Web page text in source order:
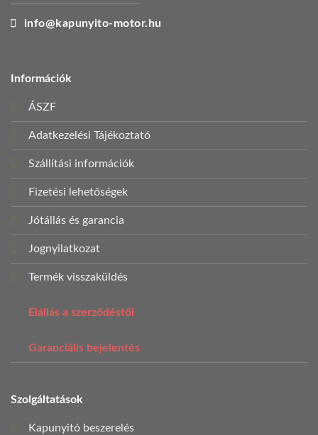
info@kapunyito-motor.hu
Információk
ÁSZF
Adatkezelési Tájékoztató
Szállítási információk
Fizetési lehetőségek
Jótállás és garancia
Jognyilatkozat
Termék visszaküldés
Elállás a szerződéstől
Garanciális bejelentés
Szolgáltatások
Kapunyitó beszerelés